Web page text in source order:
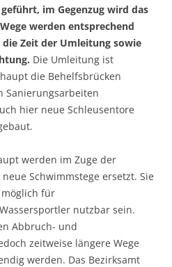
im Gegenzug wird das
werden entsprechend
Zeit der Umleitung sowie
Die Umleitung ist
die Behelfsbrücken
Sanierungsarbeiten
hier neue Schleusentore
werden im Zuge der
Schwimmstege ersetzt. Sie
für
nutzbar sein.
Abbruch- und
zeitweise längere Wege
werden. Das Bezirksamt